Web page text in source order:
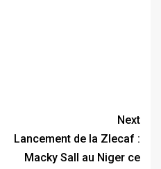
Next
Lancement de la Zlecaf :
Macky Sall au Niger ce